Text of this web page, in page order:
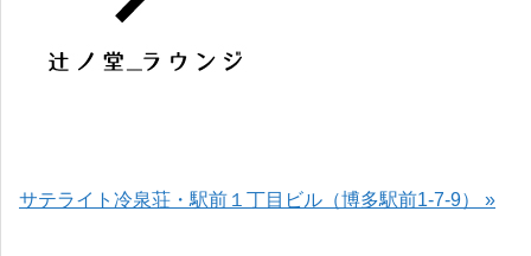
サテライト冷泉荘・駅前１丁目ビル（博多駅前1-7-9） »